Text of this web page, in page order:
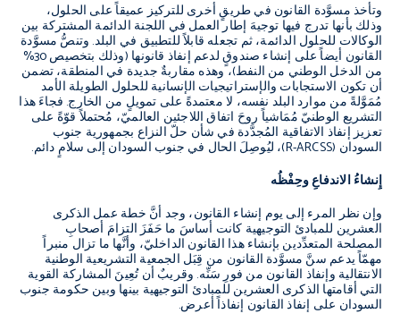
وتأخذ مسوَّدة القانون في طريقٍ أخرى للتركيز عميقاً على الحلول،
وذلك بأنها تدرج فيها توجيهَ إطار العمل في اللجنة الدائمة المشتركة بين
الوكالات للحلول الدائمة، ثم تجعله قابلاً للتطبيق في البلد. وتنصُّ مسوَّدة
القانون أيضاً على إنشاء صندوقٍ لدعم إنفاذ قانونها (وذلك بتخصيص 30%
من الدخل الوطني من النفط)، وهذه مقاربةٌ جديدة في المنطقة، تضمن
أن تكون الاستجابات والإستراتيجيات الإنسانية للحلول الطويلة الأمد
مُمَوَّلةً من موارد البلد نفسه، لا معتمدةً على تمويلٍ من الخارج. فجاءَ هذا
التشريع الوطنيّ مُمَاشياً روحَ اتفاق اللاجئين العالميّ، مُحتملاً قوّةً على
تعزيز إنفاذ الاتفاقية المُجدَّدة في شأن حلّ النزاع بجمهورية جنوب
السودان (R-ARCSS)، ليُوصِلَ الحال في جنوب السودان إلى سلامٍ دائم.
إِنشاءُ الاندفاعِ وحِفْظُه
وإن نظر المرء إلى يوم إنشاء القانون، وجد أنَّ خطة عمل الذكرى
العشرين للمبادئ التوجيهية كانت أساسَ ما حَفَزَ التزامَ أصحابِ
المصلحة المتعدِّدين بإنشاء هذا القانون الداخليّ، وأنَّها ما تزال منبراً
مهمّاً يدعم سنَّ مسوَّدة القانون من قِبَل الجمعية التشريعية الوطنية
الانتقالية وإنفاذ القانون من فورِ سَنِّه. وقريبٌ أن تُعِينَ المشاركة القوية
التي أقامتها الذكرى العشرين للمبادئ التوجيهية بينها وبين حكومة جنوب
السودان على إنفاذ القانون إنفاذاً أعرض.